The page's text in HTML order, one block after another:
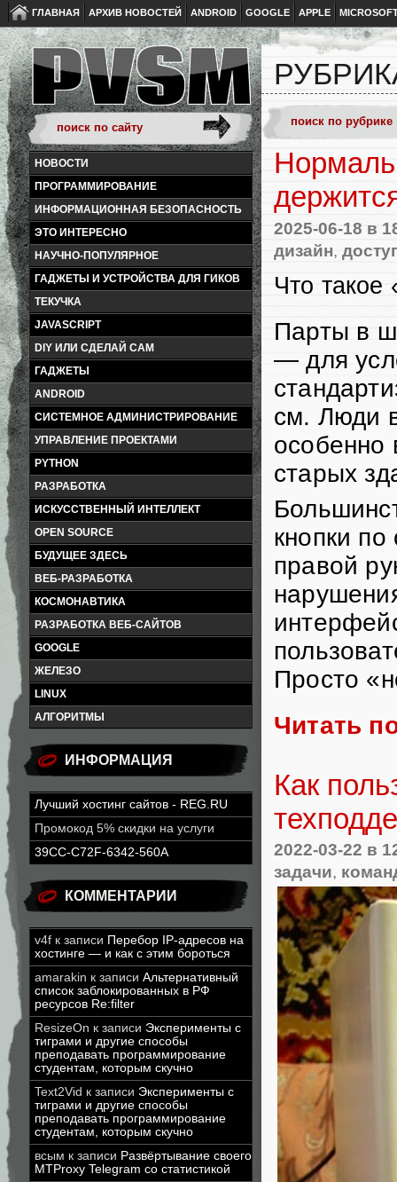
ГЛАВНАЯ АРХИВ НОВОСТЕЙ ANDROID GOOGLE APPLE
НОВОСТИ
ПРОГРАММИРОВАНИЕ
ИНФОРМАЦИОННАЯ БЕЗОПАСНОСТЬ
ЭТО ИНТЕРЕСНО
НАУЧНО-ПОПУЛЯРНОЕ
ГАДЖЕТЫ И УСТРОЙСТВА ДЛЯ ГИКОВ
ТЕКУЧКА
JAVASCRIPT
DIY ИЛИ СДЕЛАЙ САМ
ГАДЖЕТЫ
ANDROID
СИСТЕМНОЕ АДМИНИСТРИРОВАНИЕ
УПРАВЛЕНИЕ ПРОЕКТАМИ
PYTHON
РАЗРАБОТКА
ИСКУССТВЕННЫЙ ИНТЕЛЛЕКТ
OPEN SOURCE
БУДУЩЕЕ ЗДЕСЬ
ВЕБ-РАЗРАБОТКА
КОСМОНАВТИКА
РАЗРАБОТКА ВЕБ-САЙТОВ
GOOGLE
ЖЕЛЕЗО
LINUX
АЛГОРИТМЫ
ИНФОРМАЦИЯ
Лучший хостинг сайтов - REG.RU
Промокод 5% скидки на услуги
39CC-C72F-6342-560A
КОММЕНТАРИИ
v4f к записи Перебор IP-адресов на
хостинге — и как с этим бороться
amarakin к записи Альтернативный
список заблокированных в РФ
ресурсов Re:filter
ResizeOn к записи Эксперименты с
тиграми и другие способы
преподавать программирование
студентам, которым скучно
Text2Vid к записи Эксперименты с
тиграми и другие способы
преподавать программирование
студентам, которым скучно
всым к записи Развёртывание своего
MTProxy Telegram со статистикой
2025-06-18 в
дизайн,
Что
Парты в
— для
см. Люди
особенно
старых
кнопки
правой
Просто
Читать
Как
2022-03-22 в
задачи,